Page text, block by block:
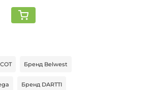
Бренд Belwest
Бренд DARTTI